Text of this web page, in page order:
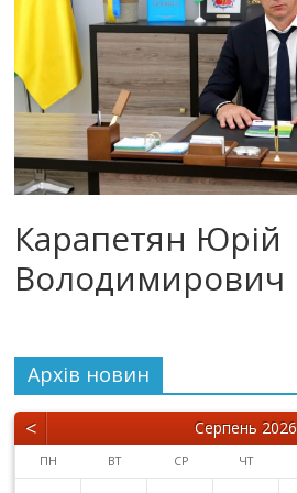
Карапетян Юрій
Володимирович
Архiв новин
< Серпень 2026
ПН ВТ СР ЧТ